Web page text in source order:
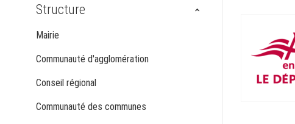
Structure
Mairie
Communauté d'agglomération
Conseil régional
Communauté des communes